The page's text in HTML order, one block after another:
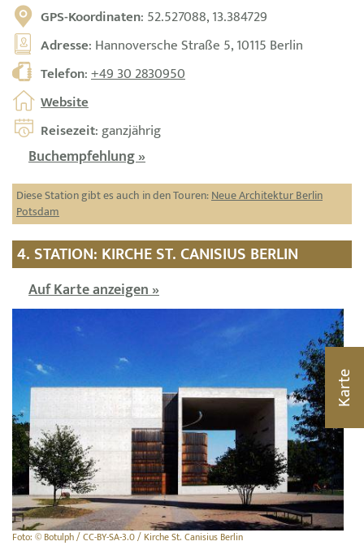
GPS-Koordinaten: 52.527088, 13.384729
Adresse: Hannoversche Straße 5, 10115 Berlin
Telefon:+49 30 2830950
Website
Reisezeit: ganzjährig
Buchempfehlung »
Diese Station gibt es auch in den Touren:Neue Architektur Berlin
Potsdam
4. STATION: KIRCHE ST. CANISIUS BERLIN
Auf Karte anzeigen »
Foto: © Botulph / CC-BY-SA-3.0 / Kirche St. Canisius Berlin
Karte